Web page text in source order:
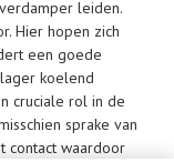
leiden.
Hier hopen zich
een goede
koelend
cruciale rol in de
sprake van
contact waardoor